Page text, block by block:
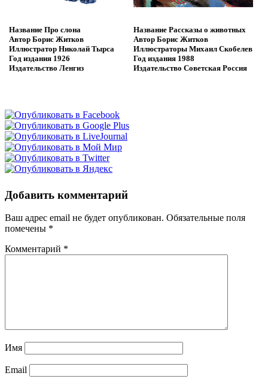
Название Про слона
Автор Борис Житков
Иллюстратор Николай Тырса
Год издания 1926
Издательство Ленгиз
Название Рассказы о животных
Автор Борис Житков
Иллюстраторы Михаил Скобелев
Год издания 1988
Издательство Советская Россия
Добавить комментарий
Ваш адрес email не будет опубликован. Обязательные поля
помечены *
Комментарий *
Имя
Email